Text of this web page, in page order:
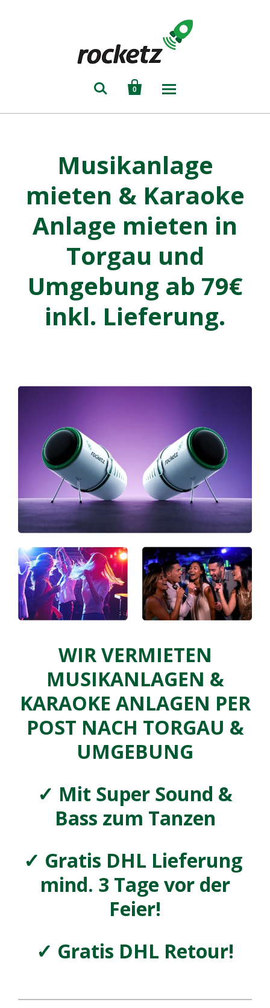
 
0
Musikanlage
mieten & Karaoke
Anlage mieten in
Torgau und
Umgebung ab 79€
inkl. Lieferung.
WIR VERMIETEN
MUSIKANLAGEN &
KARAOKE ANLAGEN PER
POST NACH TORGAU &
UMGEBUNG
✓ Mit Super Sound &
Bass zum Tanzen
✓ Gratis DHL Lieferung
mind. 3 Tage vor der
Feier!
✓ Gratis DHL Retour!